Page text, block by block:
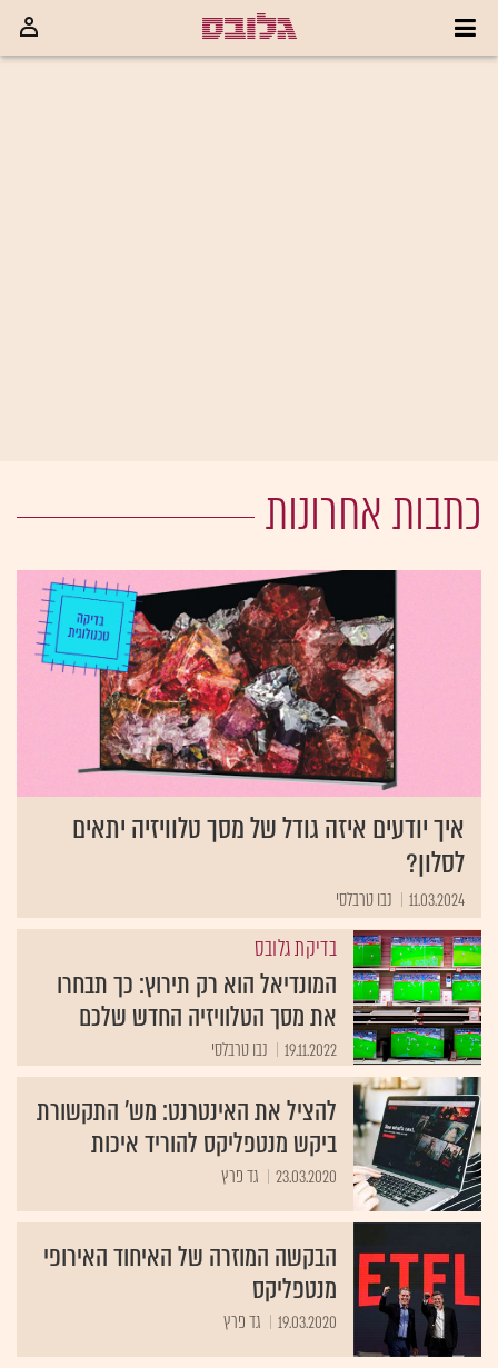
כתבות אחרונות
איך יודעים איזה גודל של מסך טלוויזיה יתאים
לסלון?
11.03.2024 נבו טרבלסי
בדיקת גלובס
המונדיאל הוא רק תירוץ: כך תבחרו
את מסך הטלוויזיה החדש שלכם
19.11.2022 נבו טרבלסי
להציל את האינטרנט: מש' התקשורת
ביקש מנטפליקס להוריד איכות
23.03.2020 גד פרץ
הבקשה המוזרה של האיחוד האירופי
מנטפליקס
19.03.2020 גד פרץ